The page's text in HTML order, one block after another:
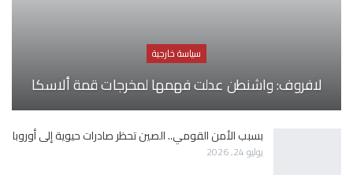
سياسة خارجية
لافروف: واشنطن عدلت فهمها لمخرجات قمة ألاسكا
بسبب الأمن القومي.. الصين تحظر صادرات حيوية إلى أوروبا
يوليو 24, 2026